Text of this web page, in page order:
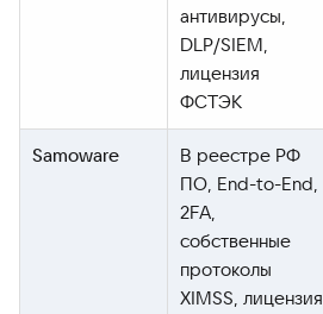
антивирусы,
DLP/SIEM,
лицензия
ФСТЭК
Samoware
В реестре РФ
ПО, End-to-End,
2FA,
собственные
протоколы
XIMSS, лицензия